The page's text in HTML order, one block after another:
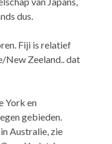
dus.
Fiji is relatief
New Zeeland.. dat
York en
gebieden.
Australie, zie